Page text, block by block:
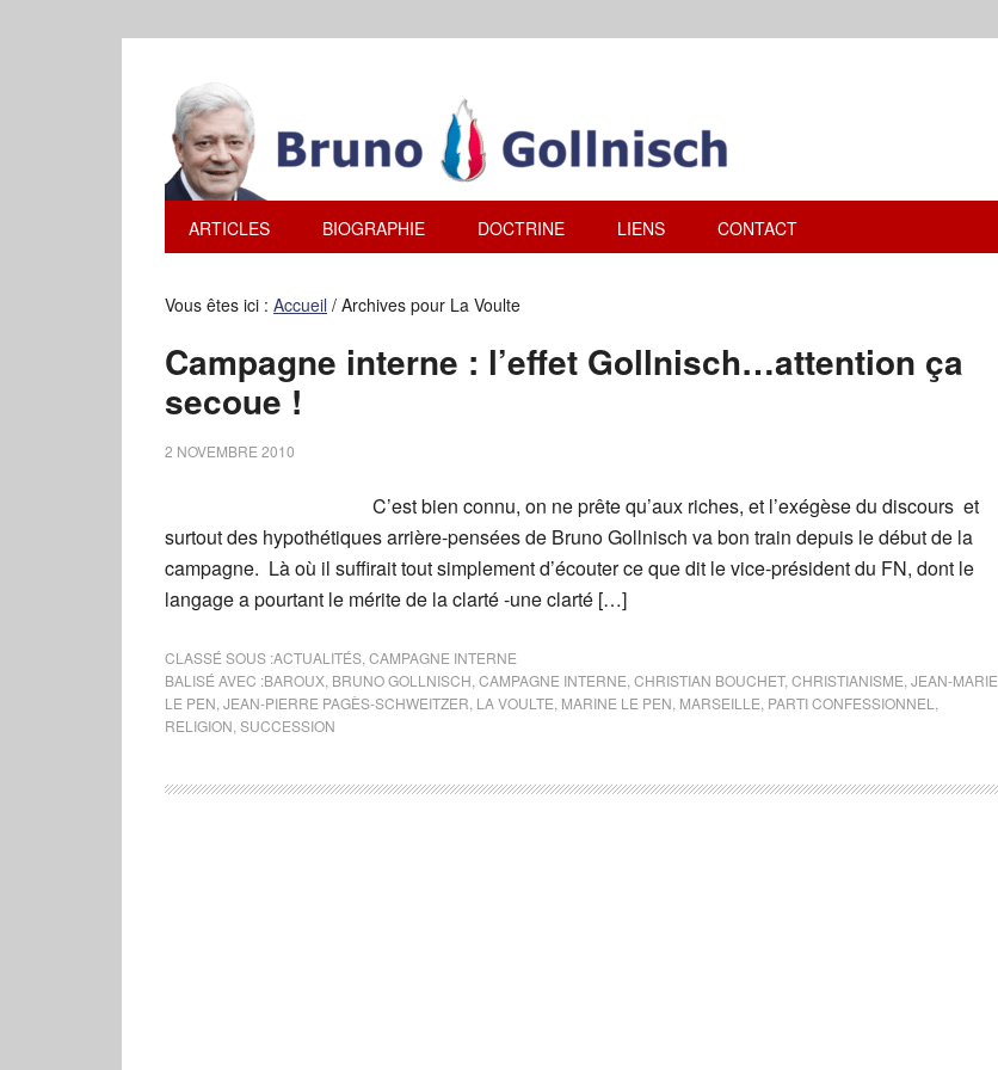
ARTICLES BIOGRAPHIE DOCTRINE LIENS CONTACT
Vous êtes ici : Accueil / Archives pour La Voulte
Campagne interne : l’effet Gollnisch…attention ça
secoue !
2 NOVEMBRE 2010
C’est bien connu, on ne prête qu’aux riches, et l’exégèse du discours et
surtout des hypothétiques arrière-pensées de Bruno Gollnisch va bon train depuis le début de la
campagne. Là où il suffirait tout simplement d’écouter ce que dit le vice-président du FN, dont le
langage a pourtant le mérite de la clarté -une clarté […]
CLASSÉ SOUS :ACTUALITÉS CAMPAGNE INTERNE
BALISÉ AVEC :BAROUX BRUNO GOLLNISCH CAMPAGNE INTERNE CHRISTIAN BOUCHET, CHRISTIANISME JEAN-MARIE
LE PEN JEAN-PIERRE PAGÈS-SCHWEITZER LA VOULTE MARINE LE PEN MARSEILLE PARTI CONFESSIONNEL
RELIGION SUCCESSION